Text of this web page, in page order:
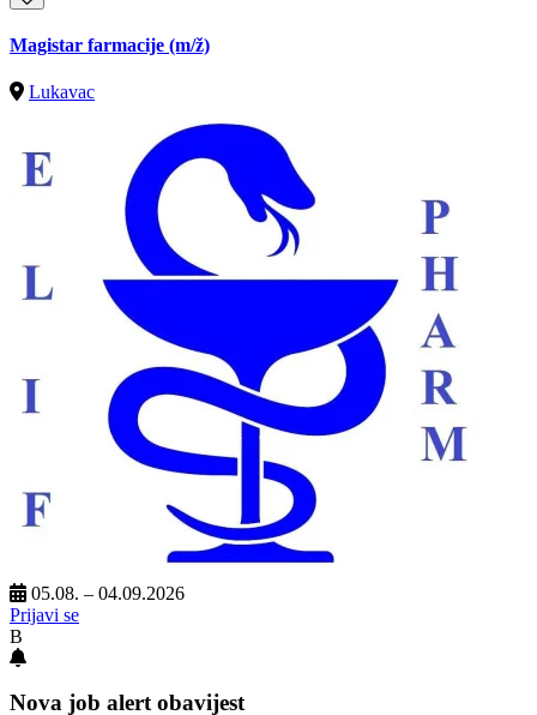
Magistar farmacije (m/ž)
Lukavac
05.08. – 04.09.2026
Prijavi se
B
Nova job alert obavijest